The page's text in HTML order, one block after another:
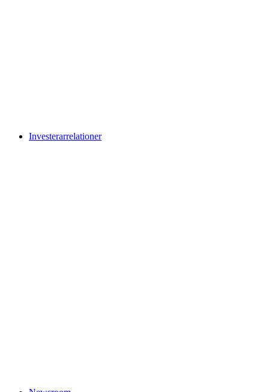
Investerarrelationer